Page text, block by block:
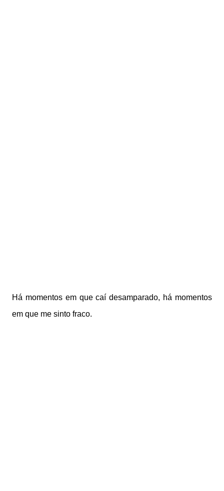
Há momentos em que caí desamparado, há momentos
em que me sinto fraco.